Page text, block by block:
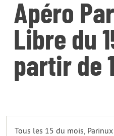
Apéro
Libre du
partir de
Tous les 15 du mois,